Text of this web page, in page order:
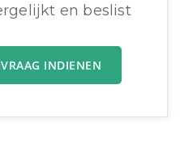
en beslist
INDIENEN